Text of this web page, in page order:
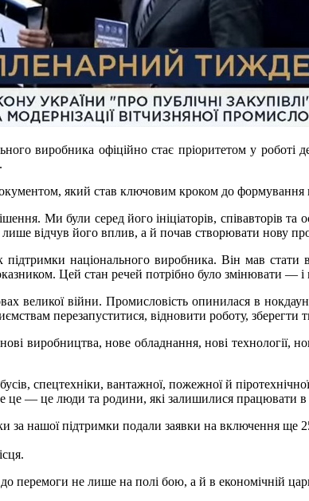
виробника офіційно стає пріоритетом у роботі
який став ключовим кроком до формування
Ми були серед його ініціаторів, співавторів та
відчув його вплив, а й почав створювати нову
національного виробника. Він мав
Цей стан речей потрібно було змінювати
великої війни. Промисловість опинилася в
перезапуститися, відновити роботу, зберегти
виробництва, нове обладнання, нові технології,
спецтехніки, вантажної, пожежної й
це — це люди та родини, які залишилися працювати
за нашої підтримки подали заявки на включення ще
перемоги не лише на полі бою, а й в економічній